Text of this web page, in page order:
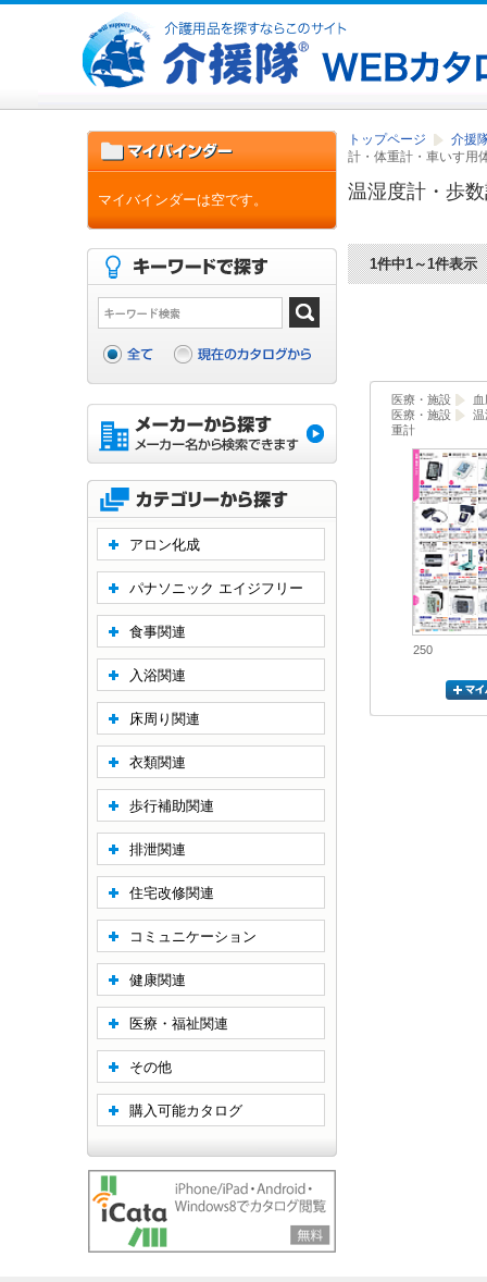
トップページ
介援
計・体重計・車いす用
温湿度計・歩
1件中1～1件表示
医療・施設
医療・施設
温
重計
250
マイバインダーは空です。
アロン化成
パナソニック エイジフリー
食事関連
入浴関連
床周り関連
衣類関連
歩行補助関連
排泄関連
住宅改修関連
コミュニケーション
健康関連
医療・福祉関連
その他
購入可能カタログ